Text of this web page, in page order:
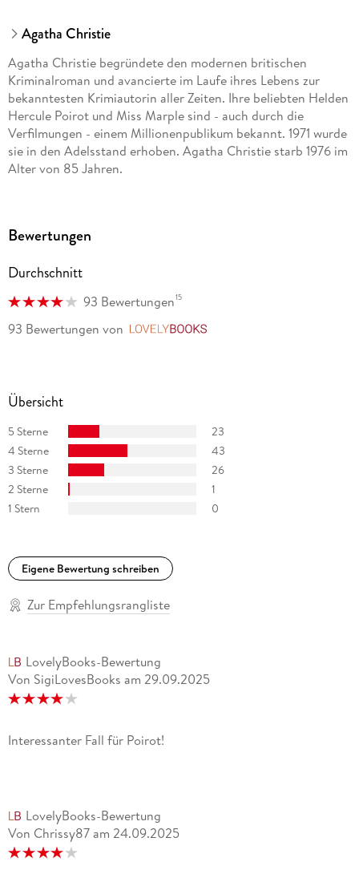
Agatha Christie
Agatha Christie begründete den modernen britischen
Kriminalroman und avancierte im Laufe ihres Lebens zur
bekanntesten Krimiautorin aller Zeiten. Ihre beliebten Helden
Hercule Poirot und Miss Marple sind - auch durch die
Verfilmungen - einem Millionenpublikum bekannt. 1971 wurde
sie in den Adelsstand erhoben. Agatha Christie starb 1976 im
Alter von 85 Jahren.
Bewertungen
Durchschnitt
93 Bewertungen15
93 Bewertungen von
Übersicht
5 Sterne
23
4 Sterne
43
3 Sterne
26
2 Sterne
1
1 Stern
0
Eigene Bewertung schreiben
Zur Empfehlungsrangliste
LovelyBooks-Bewertung
Von SigiLovesBooks am 29.09.2025
Interessanter Fall für Poirot!
LovelyBooks-Bewertung
Von Chrissy87 am 24.09.2025